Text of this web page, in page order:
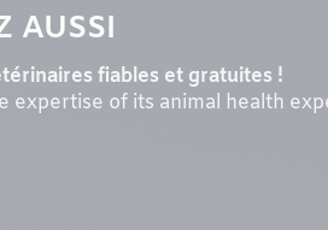
AUSSI
fiables et gratuites !
expertise of its animal health